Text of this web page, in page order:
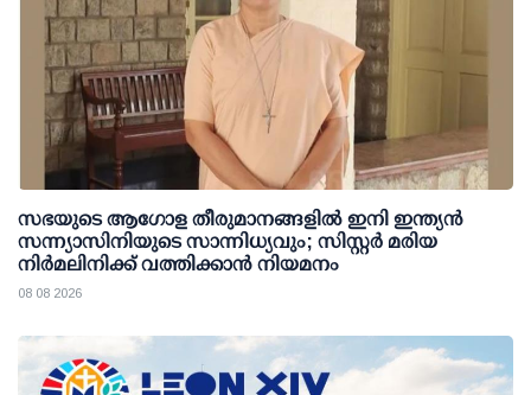
സഭയുടെ ആഗോള തീരുമാനങ്ങളിൽ ഇനി ഇന്ത്യൻ
സന്ന്യാസിനിയുടെ സാന്നിധ്യവും; സിസ്റ്റർ മരിയ
നിർമലിനിക്ക് വത്തിക്കാൻ നിയമനം
08 08 2026